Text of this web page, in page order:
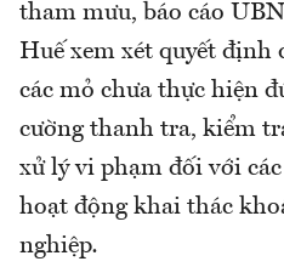
tham mưu, báo cáo
Huế xem xét quyết
các mỏ chưa thực hiện
cường thanh tra, kiểm
xử lý vi phạm đối với
hoạt động khai thác
nghiệp.